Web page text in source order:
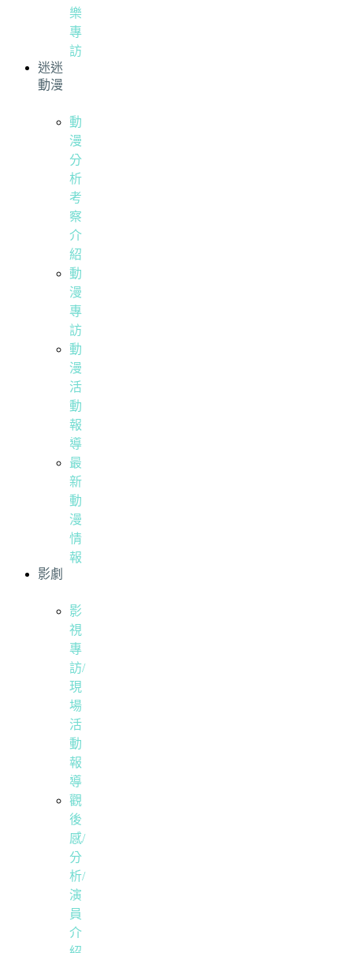
樂
專
訪
迷迷
動漫
動
漫
分
析
考
察
介
紹
動
漫
專
訪
動
漫
活
動
報
導
最
新
動
漫
情
報
影劇
影
視
專
訪/
現
場
活
動
報
導
觀
後
感/
分
析/
演
員
介